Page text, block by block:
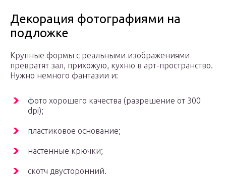
Декорация фотографиями на
подложке
Крупные формы с реальными изображениями
превратят зал, прихожую, кухню в арт-пространство.
Нужно немного фантазии и:
фото хорошего качества (разрешение от 300
dpi);
пластиковое основание;
настенные крючки;
скотч двусторонний.